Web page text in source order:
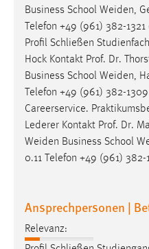
Business School Weiden,
Telefon +49 (961) 382-
Profil Schließen
Hock Kontakt Prof. Dr.
Business School Weiden,
Telefon +49 (961) 382-
Careerservice.
Lederer Kontakt Prof. Dr.
Weiden Business School
0.11 Telefon +49 (961)
Ansprechpersonen |
Relevanz:
Zweck:
Für performante
gespeichert, ob man
Sprachpräferenz
Name:
site-language-preference
Zweck:
Cookie Laufzeit: